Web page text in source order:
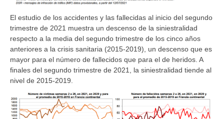
El estudio de los accidentes y las fallecidas al inicio del segundo
trimestre de 2021 muestra un descenso de la siniestralidad
respecto a la media del segundo trimestre de los cinco años
anteriores a la crisis sanitaria (2015-2019), un descenso que es
mayor para el número de fallecidos que para el de heridos. A
finales del segundo trimestre de 2021, la siniestralidad tiende al
nivel de 2015-2019.